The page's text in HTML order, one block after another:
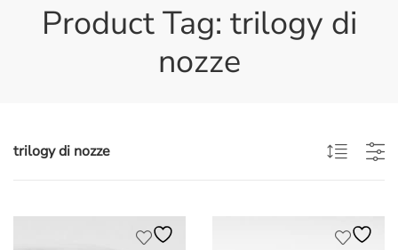
Product Tag: trilogy di
nozze
trilogy di nozze